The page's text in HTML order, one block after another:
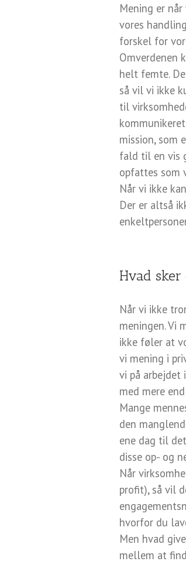
Mening er
vores
forskel for
Omverdenen
helt femte.
så vil vi ikke
til
mission, som
fald til en vis
opfattes som
Når vi ikke
Der er altså
Hvad
Når vi ikke
meningen. Vi
ikke føler at
vi mening i
vi på arbejdet
med mere
Mange
den
ene dag til
disse op- og
Når
profit), så vil
hvorfor du
Men hvad
mellem at